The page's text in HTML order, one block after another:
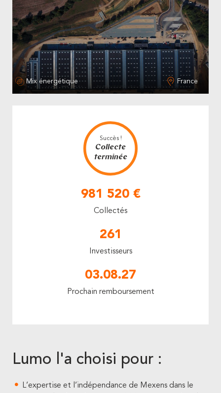
Mix énergétique France
Succès !
Collecte
terminée
981 520 €
Collectés
261
Investisseurs
03.08.27
Prochain remboursement
Lumo l'a choisi pour :
L’expertise et l’indépendance de Mexens dans le